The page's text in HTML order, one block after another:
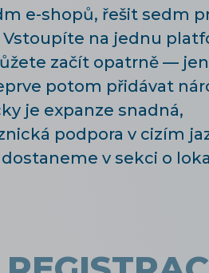
e-shopů, řešit sedm
na jednu
začít opatrně —
potom přidávat
je expanze snadná,
podpora v cizím
v sekci o